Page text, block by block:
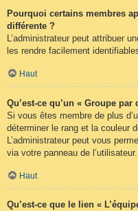
Pourquoi certains membres
différente ?
L’administrateur peut attribuer
les rendre facilement
Haut
Qu’est-ce qu’un « Groupe par
Si vous êtes membre de plus
déterminer le rang et la couleur
L’administrateur peut vous
via votre panneau de l’utilisateur.
Haut
Qu’est-ce que le lien «